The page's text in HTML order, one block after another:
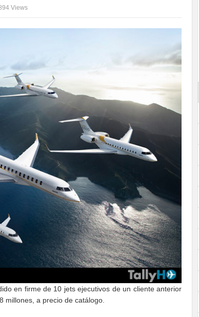
Views
en firme de 10 jets ejecutivos de un cliente anterior
millones, a precio de catálogo.